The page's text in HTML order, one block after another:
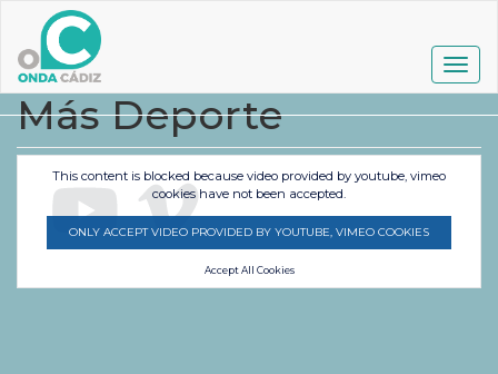
contenido
principal
Más Deporte
This content is blocked because video provided by youtube, vimeo
cookies have not been accepted.
ONLY ACCEPT VIDEO PROVIDED BY YOUTUBE, VIMEO COOKIES
Accept All Cookies